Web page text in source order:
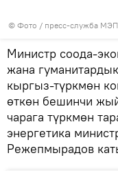
© Фото / пресс-служба
Министр соода-
жана
кыргыз-түркмөн
өткөн бешинчи
чарага түркмөн
энергетика
Режепмырадов